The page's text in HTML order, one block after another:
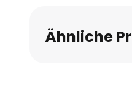
Bildgalerie
springen
Ähnliche